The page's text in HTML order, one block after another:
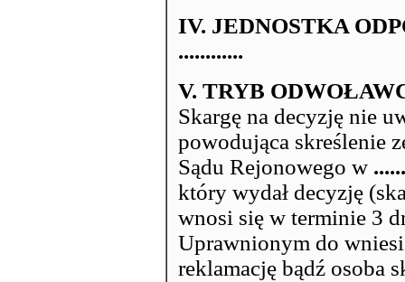
IV. JEDNOSTKA
............
V. TRYB
Skargę na decyzję nie
powodująca skreślenie
Sądu Rejonowego w
który wydał decyzję
wnosi się w terminie 3
Uprawnionym do
reklamację bądź osoba